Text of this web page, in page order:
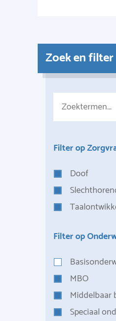
Zoek en filter
Filter op
Doof
Filter op
MBO
Middelbaar
Speciaal